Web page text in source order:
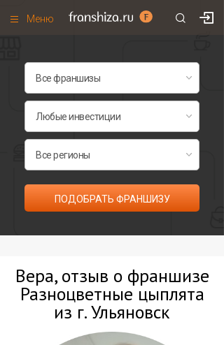
Меню
Франшизы по категориям
ПОДОБРАТЬ ФРАНШИЗУ
Вера, отзыв о франшизе
Разноцветные цыплята
из г. Ульяновск